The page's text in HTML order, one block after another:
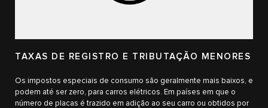
TAXAS DE REGISTRO E TRIBUTAÇÃO MENORES
Os impostos especiais de consumo são geralmente mais baixos, e
podem até ser zero, para carros elétricos. Em países em que o
número de placas é trazido em adição ao seu carro ou obtidos por